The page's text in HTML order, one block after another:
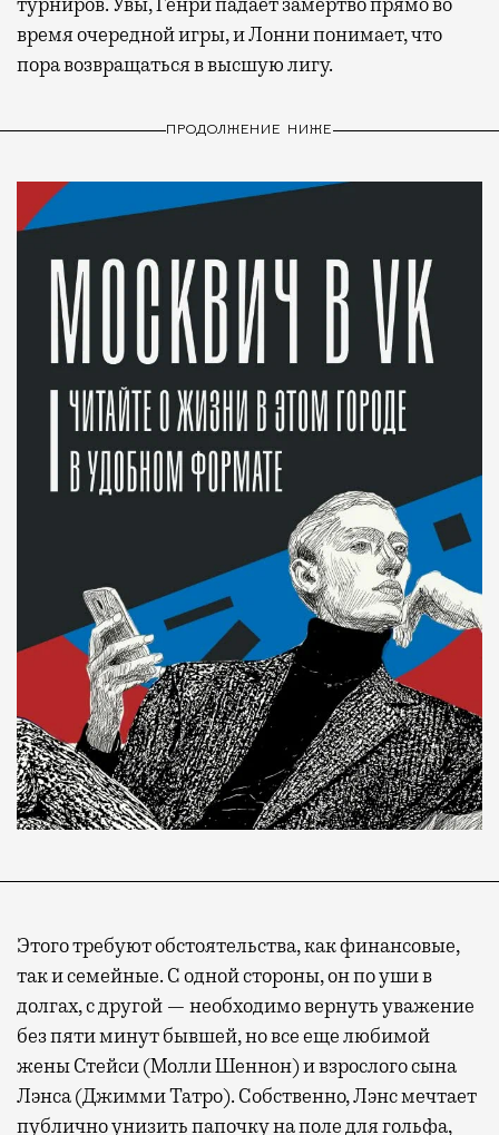
время очередной игры, и Лонни понимает, что
пора возвращаться в высшую лигу.
ПРОДОЛЖЕНИЕ НИЖЕ
Этого требуют обстоятельства, как финансовые,
так и семейные. С одной стороны, он по уши в
долгах, с другой — необходимо вернуть уважение
без пяти минут бывшей, но все еще любимой
жены Стейси (Молли Шеннон) и взрослого сына
Лэнса (Джимми Татро). Собственно, Лэнс мечтает
публично унизить папочку на поле для гольфа,